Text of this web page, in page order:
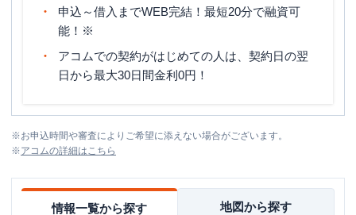
申込～借入までWEB完結！最短20分で融資可
能！※
アコムでの契約がはじめての人は、契約日の翌
日から最大30日間金利0円！
※お申込時間や審査によりご希望に添えない場合がございます。
※アコムの詳細はこちら
情報一覧から探す 地図から探す